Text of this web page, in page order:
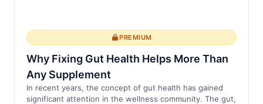
PREMIUM
Why Fixing Gut Health Helps More Than
Any Supplement
In recent years, the concept of gut health has gained
significant attention in the wellness community. The gut,